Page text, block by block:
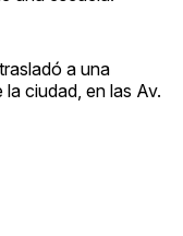
a una
ciudad, en las Av.